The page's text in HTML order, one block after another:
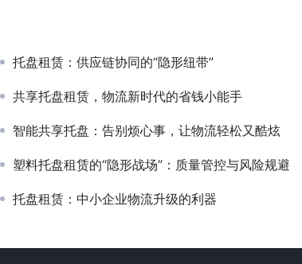
托盘租赁：供应链协同的“隐形纽带”
共享托盘租赁，物流新时代的省钱小能手
智能共享托盘：告别烦心事，让物流轻松又酷炫
塑料托盘租赁的“隐形战场”：质量管控与风险规避
托盘租赁：中小企业物流升级的利器